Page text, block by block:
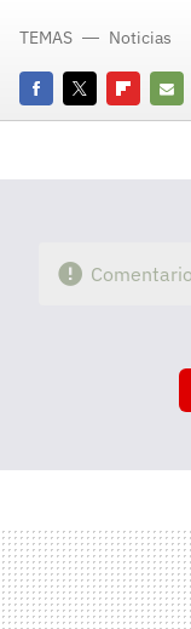
FacebookTwitterFlipboard
E-
TEMAS Noticias